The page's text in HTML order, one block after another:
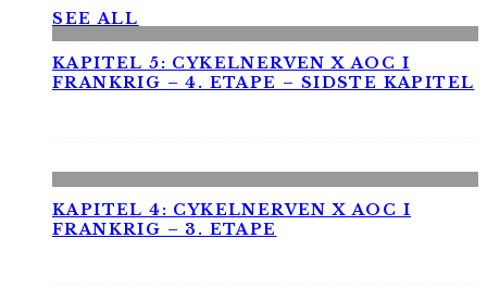
SEE ALL
KAPITEL 5: CYKELNERVEN X AOC I
FRANKRIG – 4. ETAPE – SIDSTE KAPITEL
KAPITEL 4: CYKELNERVEN X AOC I
FRANKRIG – 3. ETAPE